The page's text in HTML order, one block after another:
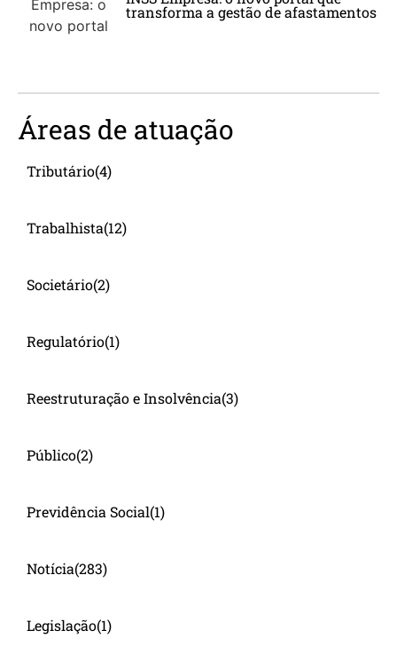
transforma a gestão de afastamentos
Áreas de atuação
Tributário(4)
Trabalhista(12)
Societário(2)
Regulatório(1)
Reestruturação e Insolvência(3)
Público(2)
Previdência Social(1)
Notícia(283)
Legislação(1)